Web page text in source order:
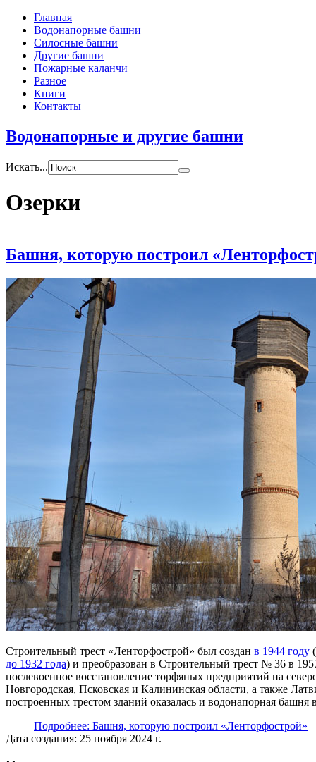
Главная
Водонапорные башни
Силосные башни
Другие башни
Пожарные каланчи
Разное
Книги
Контакты
Водонапорные и другие башни
Искать...
Озерки
Башня, которую построил
Строительный трест «Ленторфострой» был создан в 1944 году
до 1932 года) и преобразован в Строительный трест № 36 в
послевоенное восстановление торфяных предприятий на
Новгородская, Псковская и Калининская области, а также
построенных трестом зданий оказалась и водонапорная
Подробнее: Башня, которую построил «Ленторфострой»
Дата создания: 25 ноября 2024 г.